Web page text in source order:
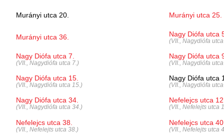
Murányi utca 20. Murányi utca 25.
Murányi utca 36. Nagy Diófa utca
(VII., Nagydiófa
Nagy Diófa utca 7.
(VII., Nagydiófa utca 7.)
Nagy Diófa utca
(VII., Nagydiófa
Nagy Diófa utca 15.
(VII., Nagydiófa utca 15.)
Nagy Diófa utca
(VII., Nagydiófa
Nagy Diófa utca 34.
(VII., Nagydiófa utca 34.)
Nefelejcs utca
(VII., Nefelejts utca
Nefelejcs utca 38.
(VII., Nefelejts utca 38.)
Nefelejcs utca
(VII., Nefelejts utca